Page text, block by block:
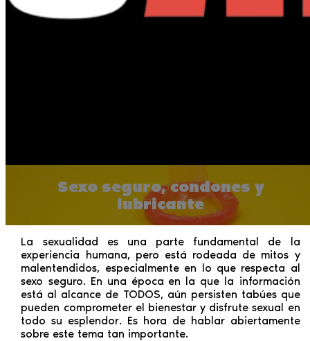
Sexo seguro, condones y
lubricante
La sexualidad es una parte fundamental de la
experiencia humana, pero está rodeada de mitos y
malentendidos, especialmente en lo que respecta al
sexo seguro. En una época en la que la información
está al alcance de TODOS, aún persisten tabúes que
pueden comprometer el bienestar y disfrute sexual en
todo su esplendor. Es hora de hablar abiertamente
sobre este tema tan importante.